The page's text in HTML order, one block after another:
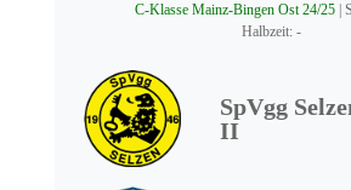
C-Klasse Mainz-Bingen Ost 24/25 |
Halbzeit: -
SpVgg
II